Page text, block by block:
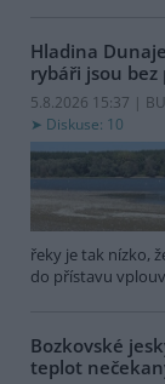
Hladina
rybáři jsou bez
5.8.2026 15:37 |
Diskuse: 10
řeky je tak nízko,
do přístavu
Bozkovské
teplot